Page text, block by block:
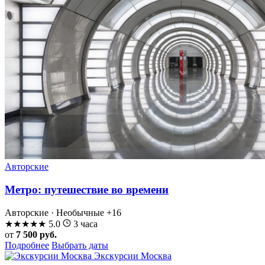
Авторские
Метро: путешествие во времени
Авторские · Необычные +16
★★★★★ 5.0
3 часа
от 7 500 руб.
Подробнее Выбрать даты
Экскурсии Москва